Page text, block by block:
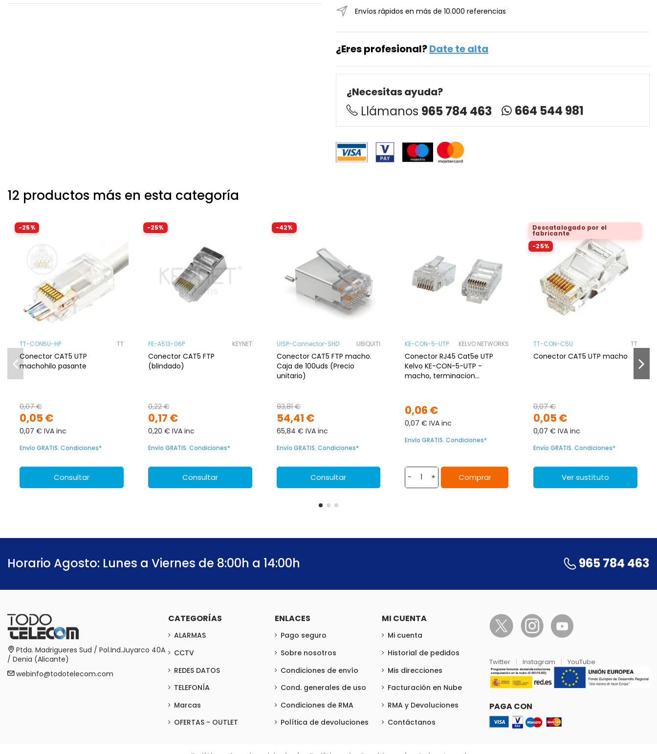
Envíos rápidos en más de 10.000 referencias
¿Eres profesional?Date te alta
¿Necesitas ayuda?
Llámanos 965 784 463 664 544 981
12 productos más en esta categoría
-25%
TT-CON5U-HP TT
Conector CAT5 UTP
machohilo pasante
0,05 €
0,07 €
0,07 € IVA inc
Envío GRATIS. Condiciones*
Consultar
-25%
FE-A513-06P KEYNET
Conector CAT5 FTP
(blindado)
0,17 €
0,22 €
0,20 € IVA inc
Envío GRATIS. Condiciones*
Consultar
-42%
UISP-Connector-SHD UBIQUITI
Conector CAT5 FTP macho.
Caja de 100uds (Precio
unitario)
54,41 €
93,81 €
65,84 € IVA inc
Envío GRATIS. Condiciones*
Consultar
KE-CON-5-UTP KELVO NETWORKS
Conector RJ45 Cat5e UTP
Kelvo KE-CON-5-UTP -
macho, terminacion
0,06 €
0,07 € IVA inc
Envío GRATIS. Condiciones*
- + Comprar
Descatalogado por el
fabricante
-25%
TT-CON-C5U TT
Conector CAT5 UTP macho
0,05 €
0,07 €
0,07 € IVA inc
Envío GRATIS. Condiciones*
Ver sustituto
Horario Agosto: Lunes a Viernes de 8:00h a 14:00h 965 784 463
Ptda. Madrigueres Sud / Pol.Ind.Juyarco 40A
/ Denia (Alicante)
webinfo@todotelecom.com
CATEGORÍAS
ALARMAS
CCTV
REDES DATOS
TELEFONÍA
Marcas
OFERTAS - OUTLET
ENLACES
Pago seguro
Sobre nosotros
Condiciones de envío
Cond. generales de uso
Condiciones de RMA
Política de devoluciones
MI CUENTA
Mi cuenta
Historial de pedidos
Mis direcciones
Facturación en Nube
RMA y Devoluciones
Contáctanos
Twitter Instagram YouTube
PAGA CON